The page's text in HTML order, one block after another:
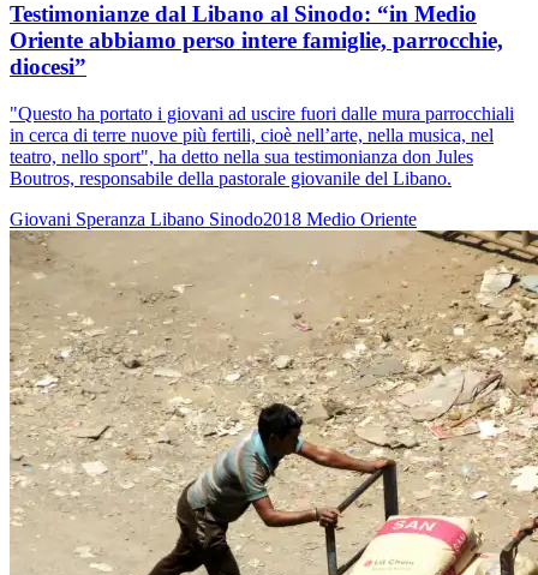
Testimonianze dal Libano al Sinodo: “in Medio
Oriente abbiamo perso intere famiglie, parrocchie,
diocesi”
"Questo ha portato i giovani ad uscire fuori dalle mura parrocchiali
in cerca di terre nuove più fertili, cioè nell’arte, nella musica, nel
teatro, nello sport", ha detto nella sua testimonianza don Jules
Boutros, responsabile della pastorale giovanile del Libano.
Giovani Speranza Libano Sinodo2018 Medio Oriente